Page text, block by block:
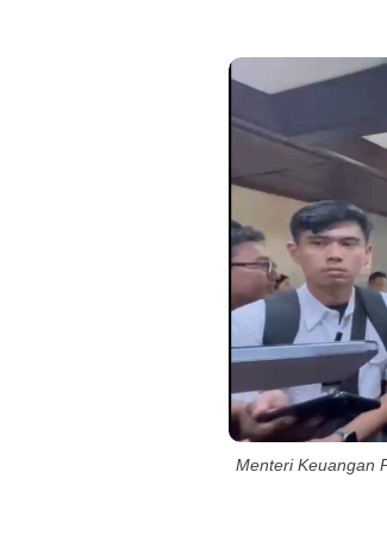
Menteri Keuangan